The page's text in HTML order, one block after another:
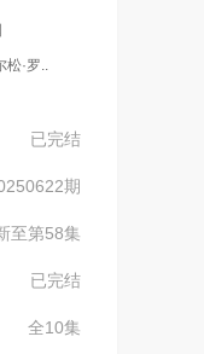
松·罗..
已完结
期
至第58集
已完结
全10集